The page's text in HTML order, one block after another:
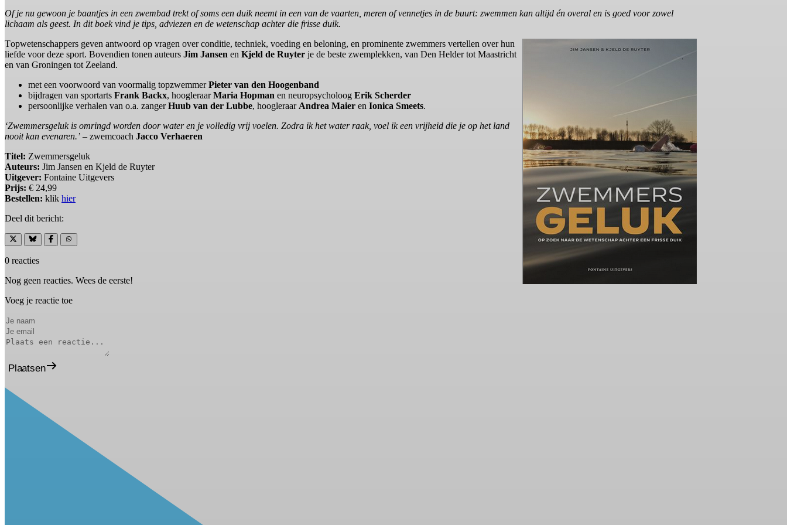
Of je nu gewoon je baantjes in een zwembad trekt of soms een duik neemt in een van de vaarten, meren of vennetjes in de buurt: zwemmen kan altijd én overal en is goed voor zowel
lichaam als geest. In dit boek vind je tips, adviezen en de wetenschap achter die frisse duik.
Topwetenschappers geven antwoord op vragen over conditie, techniek, voeding en beloning, en prominente zwemmers vertellen over hun
liefde voor deze sport. Bovendien tonen auteurs Jim Jansen en Kjeld de Ruyter je de beste zwemplekken, van Den Helder tot Maastricht
en van Groningen tot Zeeland.
met een voorwoord van voormalig topzwemmerPieter van den Hoogenband
bijdragen van sportarts Frank Backx, hoogleraarMaria Hopman en neuropsycholoog Erik Scherder
persoonlijke verhalen van o.a. zangerHuub van der Lubbe, hoogleraar Andrea Maier en Ionica Smeets.
‘Zwemmersgeluk is omringd worden door water en je volledig vrij voelen. Zodra ik het water raak, voel ik een vrijheid die je op het land
nooit kan evenaren.’ – zwemcoach Jacco Verhaeren
Titel: Zwemmersgeluk
Auteurs: Jim Jansen en Kjeld de Ruyter
Uitgever: Fontaine Uitgevers
Prijs: € 24,99
Bestellen: klik hier
Deel dit bericht:
0 reacties
Nog geen reacties. Wees de eerste!
Voeg je reactie toe
Plaatsen